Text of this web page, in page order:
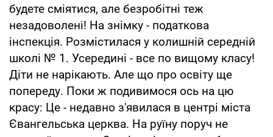
будете сміятися, але безробітні теж
незадоволені! На знімку - податкова
інспекція. Розмістилася у колишній середній
школі № 1. Усередині - все по вищому класу!
Діти не нарікають. Але що про освіту ще
попереду. Поки ж подивимося ось на цю
красу: Це - недавно з'явилася в центрі міста
Євангельська церква. На руїну поруч не